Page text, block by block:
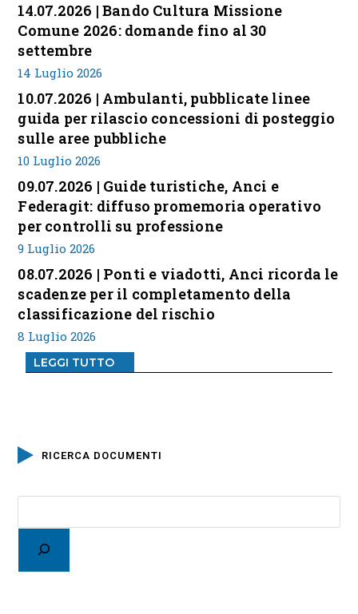
14.07.2026 | Bando Cultura Missione
Comune 2026: domande fino al 30
settembre
14 Luglio 2026
10.07.2026 | Ambulanti, pubblicate linee
guida per rilascio concessioni di posteggio
sulle aree pubbliche
10 Luglio 2026
09.07.2026 | Guide turistiche, Anci e
Federagit: diffuso promemoria operativo
per controlli su professione
9 Luglio 2026
08.07.2026 | Ponti e viadotti, Anci ricorda le
scadenze per il completamento della
classificazione del rischio
8 Luglio 2026
LEGGI TUTTO
RICERCA DOCUMENTI